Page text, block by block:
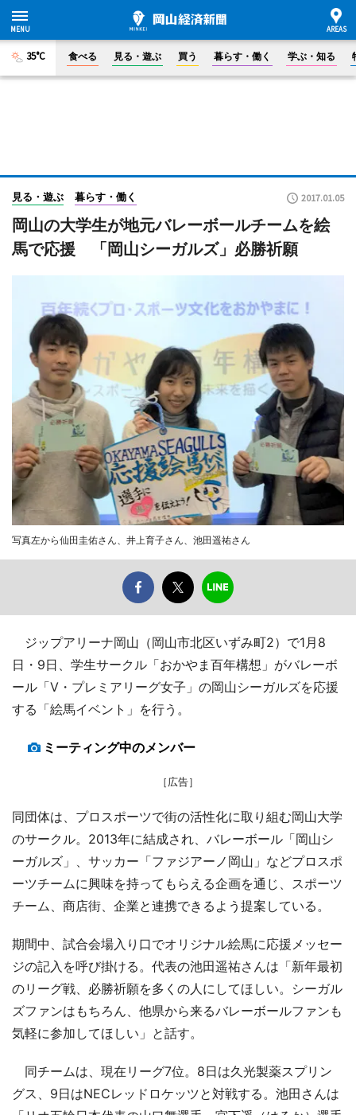
35°C 食べる 見る・遊ぶ 買う 暮らす・働く 学ぶ・知る
見る・遊ぶ 暮らす・働く 2017.01.05
岡山の大学生が地元バレーボールチームを絵
馬で応援 「岡山シーガルズ」必勝祈願
写真左から仙田圭佑さん、井上育子さん、池田遥祐さん
ジップアリーナ岡山（岡山市北区いずみ町2）で1月8
日・9日、学生サークル「おかやま百年構想」がバレーボ
ール「V・プレミアリーグ女子」の岡山シーガルズを応援
する「絵馬イベント」を行う。
ミーティング中のメンバー
［広告］
同団体は、プロスポーツで街の活性化に取り組む岡山大学
のサークル。2013年に結成され、バレーボール「岡山シ
ーガルズ」、サッカー「ファジアーノ岡山」などプロスポ
ーツチームに興味を持ってもらえる企画を通じ、スポーツ
チーム、商店街、企業と連携できるよう提案している。
期間中、試合会場入り口でオリジナル絵馬に応援メッセー
ジの記入を呼び掛ける。代表の池田遥祐さんは「新年最初
のリーグ戦、必勝祈願を多くの人にしてほしい。シーガル
ズファンはもちろん、他県から来るバレーボールファンも
気軽に参加してほしい」と話す。
同チームは、現在リーグ7位。8日は久光製薬スプリン
グス、9日はNECレッドロケッツと対戦する。池田さんは